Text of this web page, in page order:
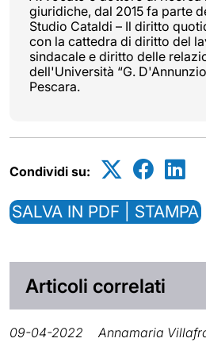
giuridiche, dal 2015 fa parte
Studio Cataldi – Il diritto
con la cattedra di diritto del
sindacale e diritto delle
dell'Università “G.
Pescara.
Condividi su:
SALVA IN PDF | STAMPA
Articoli correlati
09-04-2022 Annamaria